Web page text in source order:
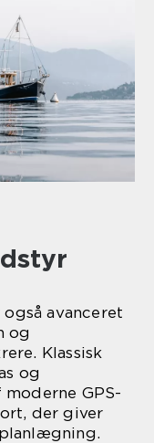
avanceret
og
Klassisk
og
GPS-
der giver